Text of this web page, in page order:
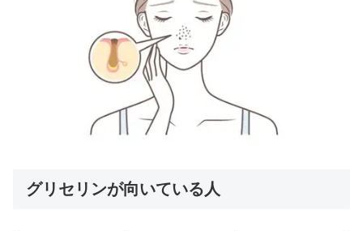
グリセリンが向いている人